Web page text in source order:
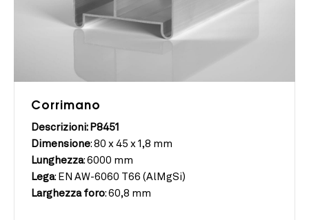
Corrimano
Descrizioni: P8451
Dimensione: 80 x 45 x 1,8 mm
Lunghezza: 6000 mm
Lega: EN AW-6060 T66 (AlMgSi)
Larghezza foro: 60,8 mm